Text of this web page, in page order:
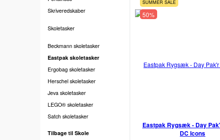
Skriveredskaber
Skoletasker
Beckmann skoletasker
Eastpak skoletasker
Ergobag skoletasker
Herschel skoletasker
Jeva skoletasker
LEGO® skoletasker
Satch skoletasker
Tilbage til Skole
SUMMER SALE
50%
Eastpak Rygsæk - Day
DC Icons